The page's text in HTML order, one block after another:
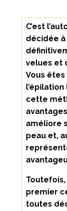
C’est
décidée
velues et
Vous
cette
améliore
peau et,
Toutefois,
premier
toutes